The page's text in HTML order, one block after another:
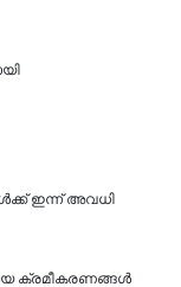
ഇന്ന് അവധി
ക്രമീകരണങ്ങൾ